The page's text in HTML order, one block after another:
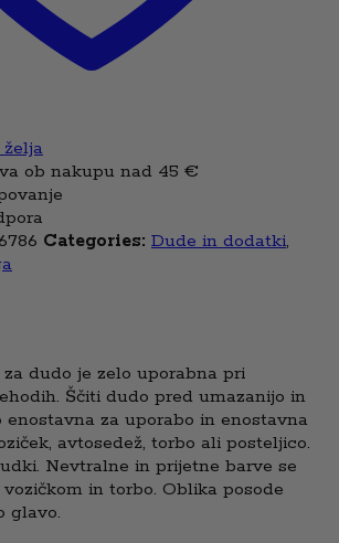
ob nakupu nad 45 €
Categories: Dude in dodatki,
dudo je zelo uporabna pri
Ščiti dudo pred umazanijo in
enostavna za uporabo in enostavna
avtosedež, torbo ali posteljico.
Nevtralne in prijetne barve se
in torbo. Oblika posode
glavo.